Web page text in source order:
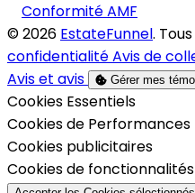
Conformité AMF
© 2026 EstateFunnel.
confidentialitéAvis de
Avis et avis
Gérer mes
Activer
Cookies Essentiels
Activer
Cookies de Performances
Activer
Cookies publicitaires
Activer
Cookies de fonctionnalités